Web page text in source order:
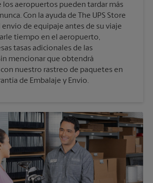
los aeropuertos pueden tardar más
Con la ayuda de The UPS Store
envío de equipaje antes de su viaje
tiempo en el aeropuerto,
tasas adicionales de las
mencionar que obtendrá
nuestro rastreo de paquetes en
de Embalaje y Envío.